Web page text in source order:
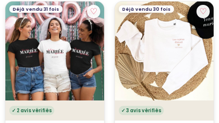
Déjà vendu 31 fois ♡
✓ 2 avis vérifiés
Déjà vendu 30 fois ♡
✓ 3 avis vérifiés